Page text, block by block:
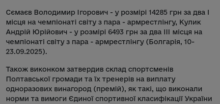
Сємаєв Володимир Ігорович - у розмірі 14285 грн за два I
місця на чемпіонаті світу з пара - армрестлінгу, Кулик
Андрій Юрійович - у розмірі 6493 грн за два III місця на
чемпіонаті світу з пара - армрестлінгу (Болгарія, 10-
23.09.2025).
Також виконком затвердив склад спортсменів
Полтавської громади та їх тренерів на виплату
одноразових винагород (премій), як такі, що виконали
норми та вимоги Єдиної спортивної класифікації України